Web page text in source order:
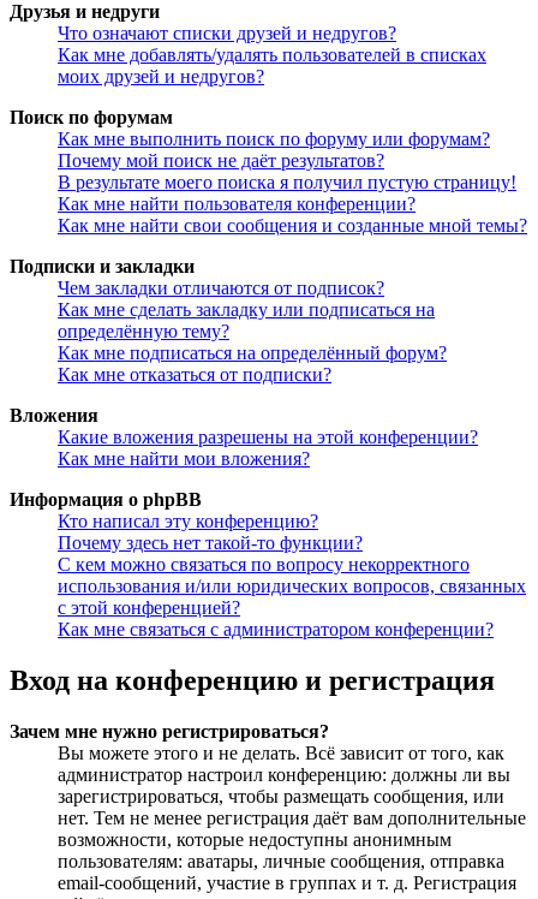
Друзья и недруги
Что означают списки друзей и недругов?
Как мне добавлять/удалять пользователей в списках
моих друзей и недругов?
Поиск по форумам
Как мне выполнить поиск по форуму или форумам?
Почему мой поиск не даёт результатов?
В результате моего поиска я получил пустую страницу!
Как мне найти пользователя конференции?
Как мне найти свои сообщения и созданные мной темы?
Подписки и закладки
Чем закладки отличаются от подписок?
Как мне сделать закладку или подписаться на
определённую тему?
Как мне подписаться на определённый форум?
Как мне отказаться от подписки?
Вложения
Какие вложения разрешены на этой конференции?
Как мне найти мои вложения?
Информация о phpBB
Кто написал эту конференцию?
Почему здесь нет такой-то функции?
С кем можно связаться по вопросу некорректного
использования и/или юридических вопросов, связанных
с этой конференцией?
Как мне связаться с администратором конференции?
Вход на конференцию и регистрация
Зачем мне нужно регистрироваться?
Вы можете этого и не делать. Всё зависит от того, как
администратор настроил конференцию: должны ли вы
зарегистрироваться, чтобы размещать сообщения, или
нет. Тем не менее регистрация даёт вам дополнительные
возможности, которые недоступны анонимным
пользователям: аватары, личные сообщения, отправка
email-сообщений, участие в группах и т. д. Регистрация